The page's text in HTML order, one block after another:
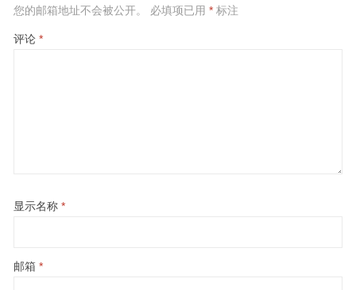
您的邮箱地址不会被公开。 必填项已用 *标注
评论 *
显示名称 *
邮箱 *